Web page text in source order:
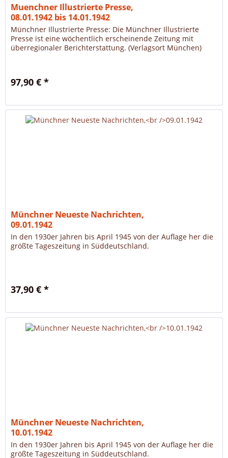
Muenchner Illustrierte Presse,
08.01.1942 bis 14.01.1942
Münchner Illustrierte Presse: Die Münchner Illustrierte
Presse ist eine wöchentlich erscheinende Zeitung mit
überregionaler Berichterstattung. (Verlagsort München)
97,90 € *
Münchner Neueste Nachrichten,
09.01.1942
In den 1930er Jahren bis April 1945 von der Auflage her die
größte Tageszeitung in Süddeutschland.
37,90 € *
Münchner Neueste Nachrichten,
10.01.1942
In den 1930er Jahren bis April 1945 von der Auflage her die
größte Tageszeitung in Süddeutschland.